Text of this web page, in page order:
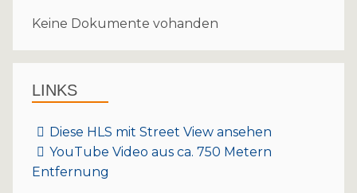
Keine Dokumente vohanden
LINKS
Diese HLS mit Street View ansehen
YouTube Video aus ca. 750 Metern
Entfernung